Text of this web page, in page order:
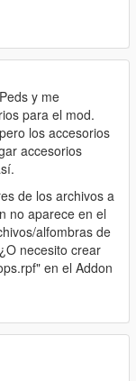
y me
para el mod.
los accesorios
accesorios
de los archivos a
no aparece en el
alfombras de
necesito crear
en el Addon